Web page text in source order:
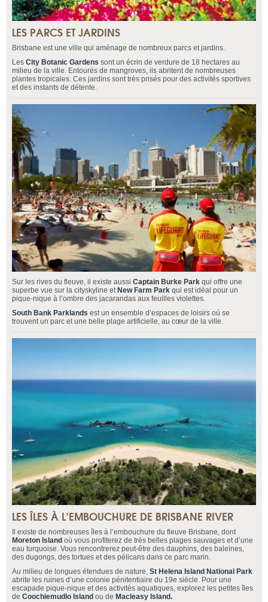
LES PARCS ET JARDINS
Brisbane est une ville qui aménage de nombreux parcs et jardins.
Les City Botanic Gardens sont un écrin de verdure de 18 hectares au
milieu de la ville. Entourés de mangroves, ils abritent de nombreuses
plantes tropicales. Ces jardins sont très prisés pour des activités sportives
et des instants de détente.
Sur les rives du fleuve, il existe aussi Captain Burke Park qui offre une
superbe vue sur la cityskyline et New Farm Park qui est idéal pour un
pique-nique à l’ombre des jacarandas aux feuilles violettes.
South Bank Parklands est un ensemble d’espaces de loisirs où se
trouvent un parc et une belle plage artificielle, au cœur de la ville.
LES ÎLES À L’EMBOUCHURE DE BRISBANE RIVER
Il existe de nombreuses îles à l’embouchure du fleuve Brisbane, dont
Moreton Island où vous profiterez de très belles plages sauvages et d’une
eau turquoise. Vous rencontrerez peut-être des dauphins, des baleines,
des dugongs, des tortues et des pélicans dans ce parc marin.
Au milieu de longues étendues de nature, St Helena Island National Park
abrite les ruines d’une colonie pénitentiaire du 19e siècle. Pour une
escapade pique-nique et des activités aquatiques, explorez les petites îles
de Coochiemudlo Island ou de Macleasy Island.